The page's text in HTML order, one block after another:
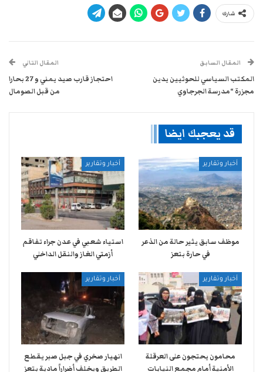
شارك
المقال السابق
المكتب السياسي للحوثيين يدين
مجزرة “مدرسة الجرجاوي
المقال التالي
احتجاز قارب صيد يمني و 27 بحارا
من قبل الصومال
قد يعجبك ايضا
أخبار وتقارير
موظف سابق يثير حالة من الذعر
في حارة بتعز
أخبار وتقارير
استياء شعبي في عدن جراء تفاقم
أزمتي الغاز والنقل الداخلي
أخبار وتقارير
محامون يحتجون على العرقلة
الأمنية أمام مجمع النيابات
أخبار وتقارير
انهيار صخري في جبل صبر يقطع
الطريق ويخلف أضراراً مادية بتعز